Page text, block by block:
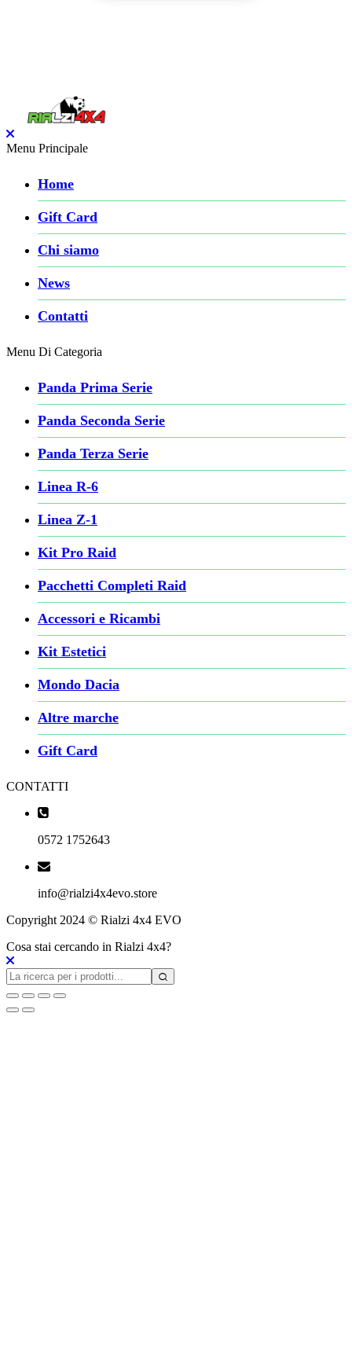
Menu Principale
Home
Gift Card
Chi siamo
News
Contatti
Menu Di Categoria
Panda Prima Serie
Panda Seconda Serie
Panda Terza Serie
Linea R-6
Linea Z-1
Kit Pro Raid
Pacchetti Completi Raid
Accessori e Ricambi
Kit Estetici
Mondo Dacia
Altre marche
Gift Card
CONTATTI
0572 1752643
info@rialzi4x4evo.store
Copyright 2024 © Rialzi 4x4 EVO
Cosa stai cercando in Rialzi 4x4?